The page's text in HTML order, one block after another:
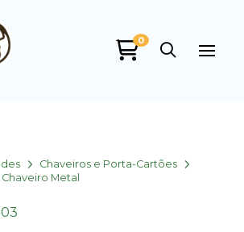
0
Chaveiros e Porta-Cartões
Metal